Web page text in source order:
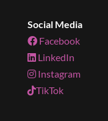
Social Media
Facebook
LinkedIn
Instagram
TikTok